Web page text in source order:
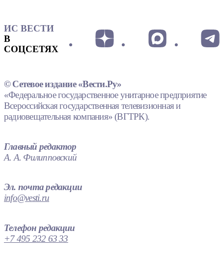
ИС ВЕСТИ
В
СОЦСЕТЯХ
© Сетевое издание «Вести.Ру»
«Федеральное государственное унитарное предприятие
Всероссийская государственная телевизионная и
радиовещательная компания» (ВГТРК).
Главный редактор
А. А. Филипповский
Эл. почта редакции
info@vesti.ru
Телефон редакции
+7 495 232 63 33